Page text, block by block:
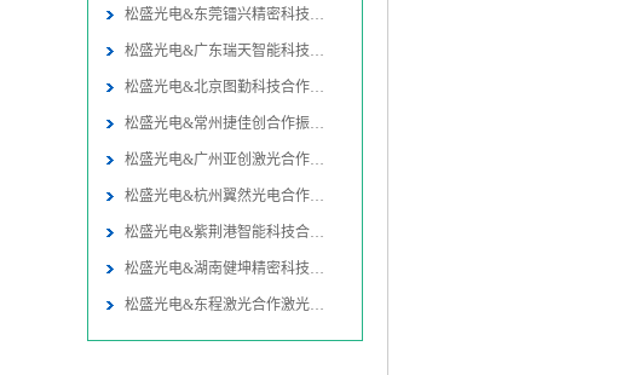
松盛光电&东莞镭兴精密科技合作
松盛光电&广东瑞天智能科技合作
松盛光电&北京图勤科技合作振镜
松盛光电&常州捷佳创合作振镜同
松盛光电&广州亚创激光合作激光
松盛光电&杭州翼然光电合作激光
松盛光电&紫荆港智能科技合作激
松盛光电&湖南健坤精密科技合作
松盛光电&东程激光合作激光切割